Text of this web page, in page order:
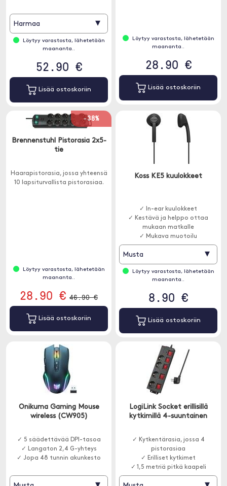
Harmaa ▾
Löytyy varastosta, lähetetään
maananta..
52.90 €
Lisää ostoskoriin
Löytyy varastosta, lähetetään
maananta..
28.90 €
Lisää ostoskoriin
-38%
Brennenstuhl Pistorasia 2x5-
tie
Haarapistorasia, jossa yhteensä
10 lapsiturvallista pistorasiaa.
Löytyy varastosta, lähetetään
maananta..
28.90 € 46.90 €
Lisää ostoskoriin
Koss KE5 kuulokkeet
✓ In-ear kuulokkeet
✓ Kestävä ja helppo ottaa
mukaan matkalle
✓ Mukava muotoilu
Musta ▾
Löytyy varastosta, lähetetään
maananta..
8.90 €
Lisää ostoskoriin
Onikuma Gaming Mouse
wireless (CW905)
✓ 5 säädettävää DPI-tasoa
✓ Langaton 2,4 G-yhteys
✓ Jopa 48 tunnin akunkesto
LogiLink Socket erillisillä
kytkimillä 4-suuntainen
✓ Kytkentärasia, jossa 4
pistorasiaa
✓ Erilliset kytkimet
✓ 1,5 metriä pitkä kaapeli